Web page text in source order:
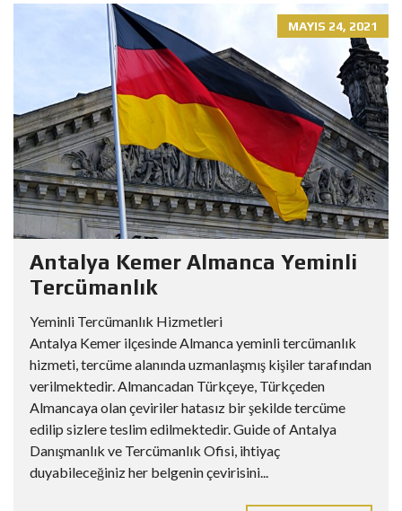
MAYIS 24, 2021
Antalya Kemer Almanca Yeminli
Tercümanlık
Yeminli Tercümanlık Hizmetleri
Antalya Kemer ilçesinde Almanca yeminli tercümanlık
hizmeti, tercüme alanında uzmanlaşmış kişiler tarafından
verilmektedir. Almancadan Türkçeye, Türkçeden
Almancaya olan çeviriler hatasız bir şekilde tercüme
edilip sizlere teslim edilmektedir. Guide of Antalya
Danışmanlık ve Tercümanlık Ofisi, ihtiyaç
duyabileceğiniz her belgenin çevirisini...